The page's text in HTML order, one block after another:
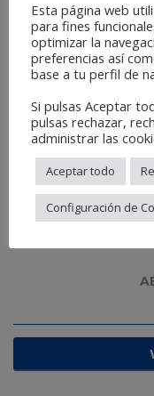
Esta página web
para fines
optimizar la
preferencias así
base a tu perfil de
Si pulsas Aceptar
pulsas rechazar,
administrar las
Aceptar todo
Configuración de